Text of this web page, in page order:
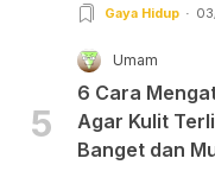
Gaya Hidup
5
Umam
6 Cara
Agar Kulit
Banget dan